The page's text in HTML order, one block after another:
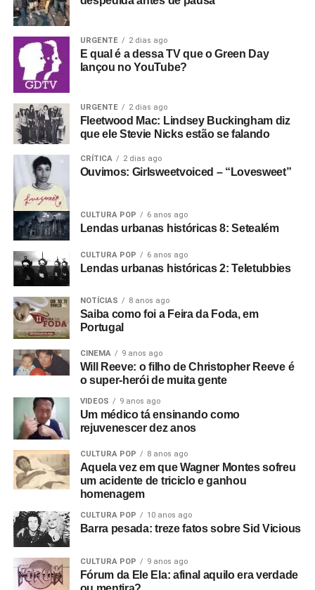
URGENTE 2 dias ago
E qual é a dessa TV que o Green Day
lançou no YouTube?
URGENTE 2 dias ago
Fleetwood Mac: Lindsey Buckingham diz
que ele Stevie Nicks estão se falando
CRÍTICA 2 dias ago
Ouvimos: Girlsweetvoiced – “Lovesweet”
CULTURA POP 6 anos ago
Lendas urbanas históricas 8: Setealém
CULTURA POP 6 anos ago
Lendas urbanas históricas 2: Teletubbies
NOTÍCIAS 8 anos ago
Saiba como foi a Feira da Foda, em
Portugal
CINEMA 9 anos ago
Will Reeve: o filho de Christopher Reeve é
o super-herói de muita gente
VIDEOS 9 anos ago
Um médico tá ensinando como
rejuvenescer dez anos
CULTURA POP 8 anos ago
Aquela vez em que Wagner Montes sofreu
um acidente de triciclo e ganhou
homenagem
CULTURA POP 10 anos ago
Barra pesada: treze fatos sobre Sid Vicious
CULTURA POP 9 anos ago
Fórum da Ele Ela: afinal aquilo era verdade